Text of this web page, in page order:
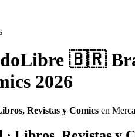
🇧🇷
2026
Revistas y Comics en